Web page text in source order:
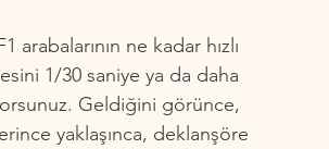
ne kadar hızlı
1/30 saniye ya da daha
Geldiğini görünce,
yaklaşınca, deklanşöre